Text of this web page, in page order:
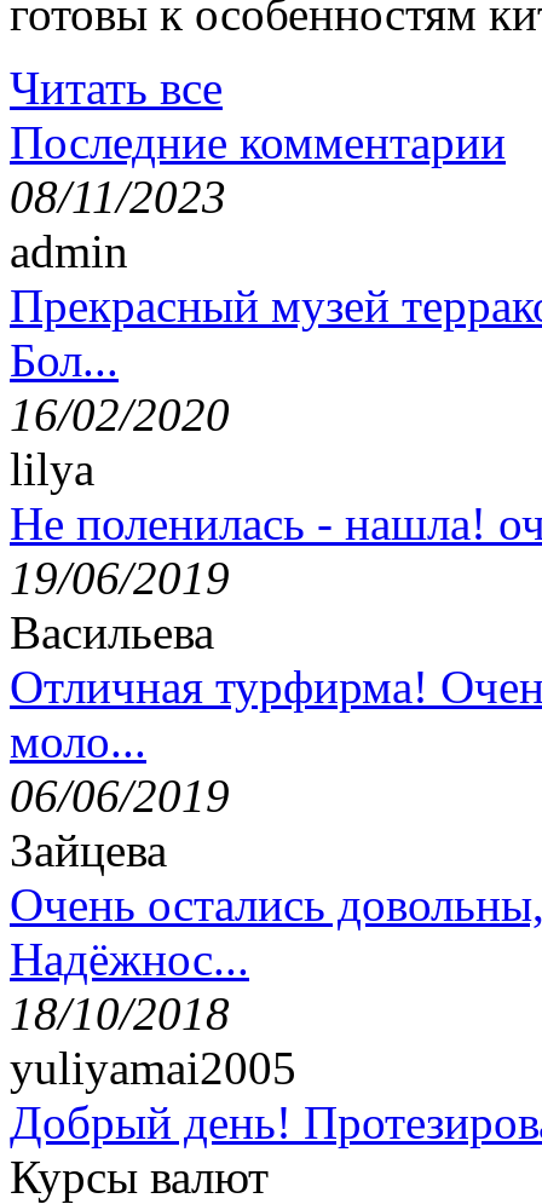
готовы к особенностям
Читать все
Последние комментарии
08/11/2023
admin
Прекрасный музей
Бол...
16/02/2020
lilya
Не поленилась - нашла!
19/06/2019
Васильева
Отличная турфирма!
моло...
06/06/2019
Зайцева
Очень остались
Надёжнос...
18/10/2018
yuliyamai2005
Добрый день!
Курсы валют